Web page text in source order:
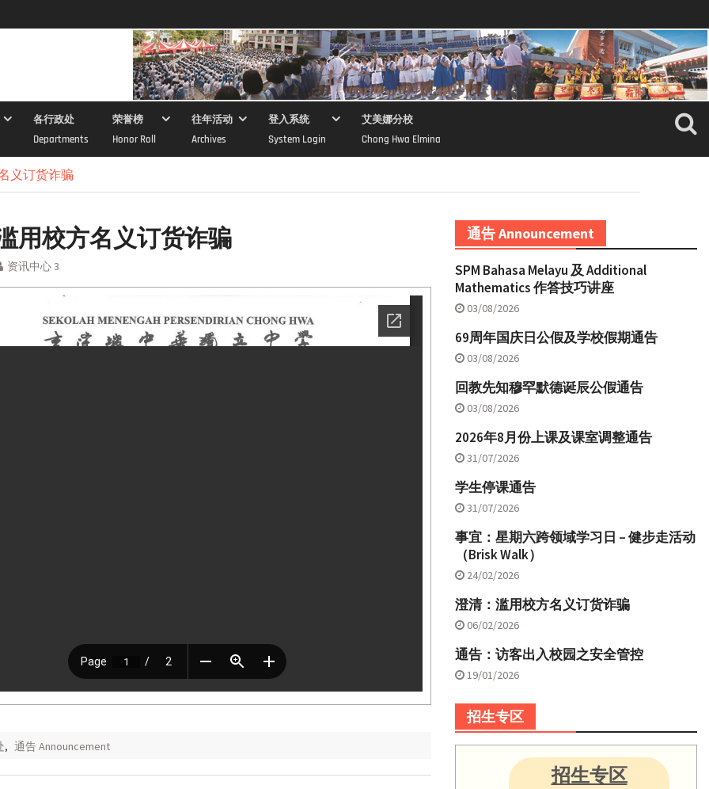
各行政处
Departments
荣誉榜
Honor Roll
往年活动
Archives
登入系统
System Login
艾美娜分校
Chong Hwa Elmina
义订货诈骗
用校方名义订货诈骗
资讯中心 3
, 通告 Announcement
通告 Announcement
SPM Bahasa Melayu 及 Additional
Mathematics 作答技巧讲座
03/08/2026
69周年国庆日公假及学校假期通告
03/08/2026
回教先知穆罕默德诞辰公假通告
03/08/2026
2026年8月份上课及课室调整通告
31/07/2026
学生停课通告
31/07/2026
事宜：星期六跨领域学习日 – 健步走活动
（Brisk Walk）
24/02/2026
澄清：滥用校方名义订货诈骗
06/02/2026
通告：访客出入校园之安全管控
19/01/2026
招生专区
招生专区